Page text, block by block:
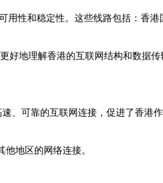
性和稳定性。这些线路包括：香
好地理解香港的互联网结构和数据
、可靠的互联网连接，促进了香港作
地区的网络连接。